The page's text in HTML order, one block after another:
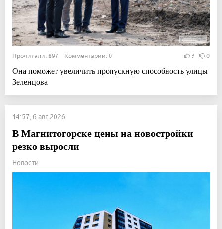
Прочитали: 897 Комментарии: 0 3 0
Она поможет увеличить пропускную способность улицы
Зеленцова
14:57, 6 авг 2026
В Магнитогорске цены на новостройки
резко выросли
Новости